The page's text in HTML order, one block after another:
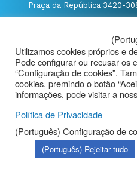
Praça da República 3420-
E.
@Município de Tábua
Politica de
Aviso de
Utilizamos cookies próprios e
Pode configurar ou recusar os
“Configuração de cookies”.
cookies, premindo o botão
informações, pode visitar a
Política de Privacidade
(Português) Configuração de
(Português) Rejeitar tudo